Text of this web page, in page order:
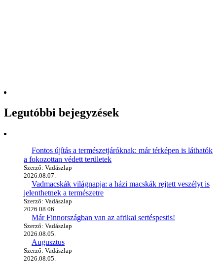
Legutóbbi bejegyzések
Fontos újítás a természetjáróknak: már térképen is láthatók
a fokozottan védett területek
Szerző: Vadászlap
2026.08.07.
Vadmacskák világnapja: a házi macskák rejtett veszélyt is
jelenthetnek a természetre
Szerző: Vadászlap
2026.08.06.
Már Finnországban van az afrikai sertéspestis!
Szerző: Vadászlap
2026.08.05.
Augusztus
Szerző: Vadászlap
2026.08.05.